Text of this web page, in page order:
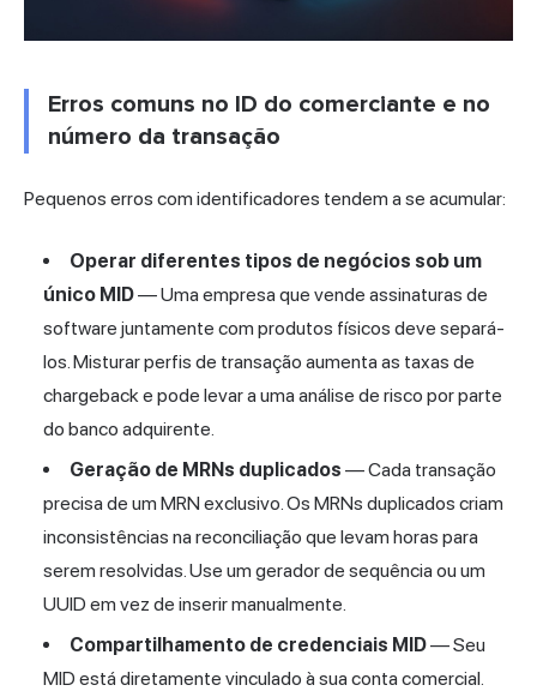
Erros comuns no ID do comerciante e no
número da transação
Pequenos erros com identificadores tendem a se acumular:
Operar diferentes tipos de negócios sob um
único MID— Uma empresa que vende assinaturas de
software juntamente com produtos físicos deve separá-
los. Misturar perfis de transação aumenta as taxas de
chargeback e pode levar a uma análise de risco por parte
do banco adquirente.
Geração de MRNs duplicados — Cada transação
precisa de um MRN exclusivo. Os MRNs duplicados criam
inconsistências na reconciliação que levam horas para
serem resolvidas. Use um gerador de sequência ou um
UUID em vez de inserir manualmente.
Compartilhamento de credenciais MID— Seu
MID está diretamente vinculado à sua conta comercial.